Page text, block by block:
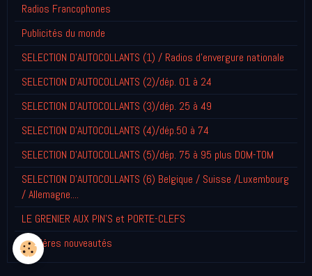
Radios Francophones
Publicités du monde
SELECTION D'AUTOCOLLANTS (1) / Radios d'envergure nationale
SELECTION D'AUTOCOLLANTS (2)/dép. 01 à 24
SELECTION D'AUTOCOLLANTS (3)/dép. 25 à 49
SELECTION D'AUTOCOLLANTS (4)/dép.50 à 74
SELECTION D'AUTOCOLLANTS (5)/dép. 75 à 95 plus DOM-TOM
SELECTION D'AUTOCOLLANTS (6) Belgique / Suisse /Luxembourg
/ Allemagne....
LE GRENIER AUX PIN'S et PORTE-CLEFS
Derniéres nouveautés